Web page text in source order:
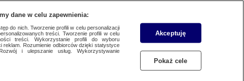
Dzień dobry!
ZALOGUJ SIĘ
dane w celu zapewnienia:
do nich. Tworzenie profili w celu personalizacji
treści. Tworzenie profili w celu
treści. Wykorzystanie profili do wyboru
reklam. Rozumienie odbiorców dzięki statystyce
i ulepszanie usług. Wykorzystywanie
Akceptuję
Pokaż cele